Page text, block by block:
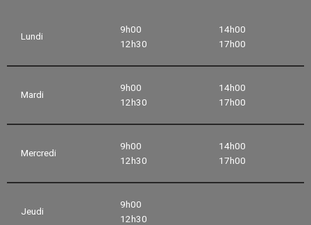
Lundi
9h00
12h30
14h00
17h00
Mardi
9h00
12h30
14h00
17h00
Mercredi
9h00
12h30
14h00
17h00
Jeudi
9h00
12h30